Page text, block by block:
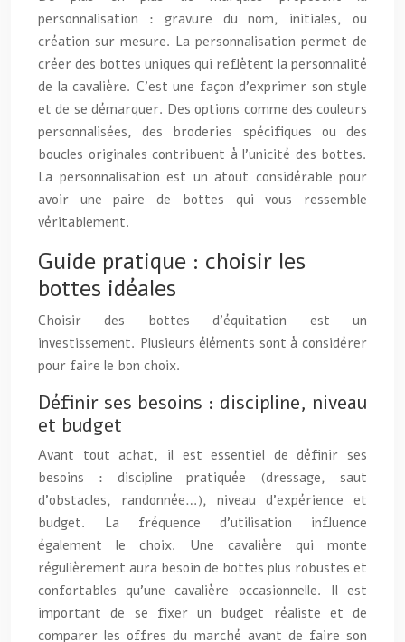
personnalisation : gravure du nom, initiales, ou
création sur mesure. La personnalisation permet de
créer des bottes uniques qui reflètent la personnalité
de la cavalière. C’est une façon d’exprimer son style
et de se démarquer. Des options comme des couleurs
personnalisées, des broderies spécifiques ou des
boucles originales contribuent à l’unicité des bottes.
La personnalisation est un atout considérable pour
avoir une paire de bottes qui vous ressemble
véritablement.
Guide pratique : choisir les
bottes idéales
Choisir des bottes d’équitation est un
investissement. Plusieurs éléments sont à considérer
pour faire le bon choix.
Définir ses besoins : discipline, niveau
et budget
Avant tout achat, il est essentiel de définir ses
besoins : discipline pratiquée (dressage, saut
d’obstacles, randonnée…), niveau d’expérience et
budget. La fréquence d’utilisation influence
également le choix. Une cavalière qui monte
régulièrement aura besoin de bottes plus robustes et
confortables qu’une cavalière occasionnelle. Il est
important de se fixer un budget réaliste et de
comparer les offres du marché avant de faire son